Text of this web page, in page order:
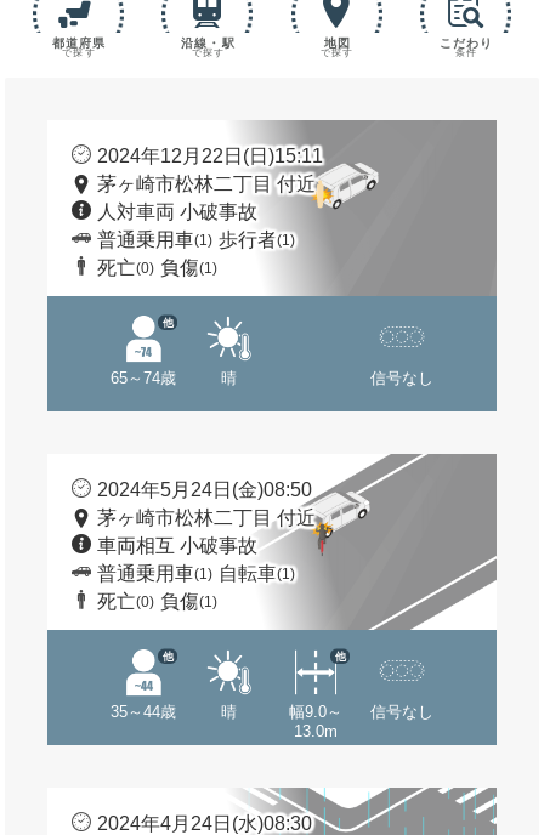
都道府県
で探す
沿線・駅
で探す
地図
で探す
こだわり
条件
2024年12月22日(日)15:11
茅ヶ崎市松林二丁目 付近
人対車両 小破事故
普通乗用車(1) 歩行者(1)
死亡(0) 負傷(1)
65～74歳
他
晴 信号なし
2024年5月24日(金)08:50
茅ヶ崎市松林二丁目 付近
車両相互 小破事故
普通乗用車(1) 自転車(1)
死亡(0) 負傷(1)
35～44歳
他
晴
幅9.0～
13.0m
他
信号なし
2024年4月24日(水)08:30